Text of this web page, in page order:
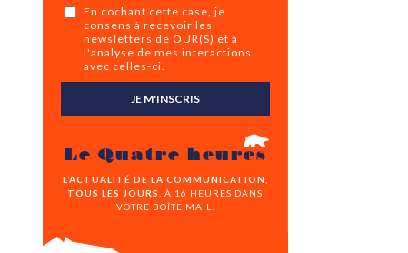
En cochant cette case, je
consens à recevoir les
newsletters de OUR(S) et à
l'analyse de mes interactions
avec celles-ci.
JE M'INSCRIS
Le Quatre heures
L’ACTUALITÉ DE LA COMMUNICATION,
TOUS LES JOURS,
À 16 HEURES DANS
VOTRE BOÎTE MAIL.